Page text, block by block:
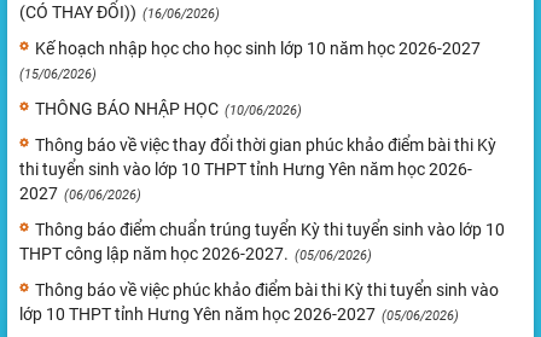
(CÓ THAY ĐỔI)) (16/06/2026)
Kế hoạch nhập học cho học sinh lớp 10 năm học 2026-2027
(15/06/2026)
THÔNG BÁO NHẬP HỌC (10/06/2026)
Thông báo về việc thay đổi thời gian phúc khảo điểm bài thi Kỳ
thi tuyển sinh vào lớp 10 THPT tỉnh Hưng Yên năm học 2026-
2027 (06/06/2026)
Thông báo điểm chuẩn trúng tuyển Kỳ thi tuyển sinh vào lớp 10
THPT công lập năm học 2026-2027. (05/06/2026)
Thông báo về việc phúc khảo điểm bài thi Kỳ thi tuyển sinh vào
lớp 10 THPT tỉnh Hưng Yên năm học 2026-2027 (05/06/2026)